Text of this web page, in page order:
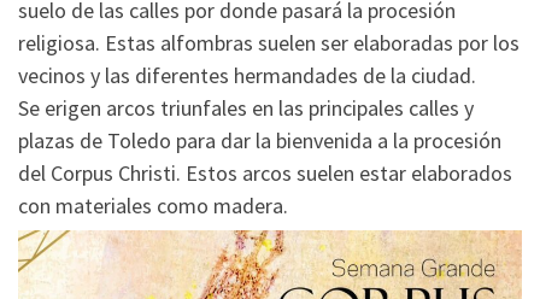
suelo de las calles por donde pasará la procesión
religiosa. Estas alfombras suelen ser elaboradas por los
vecinos y las diferentes hermandades de la ciudad.
Se erigen arcos triunfales en las principales calles y
plazas de Toledo para dar la bienvenida a la procesión
del Corpus Christi. Estos arcos suelen estar elaborados
con materiales como madera.